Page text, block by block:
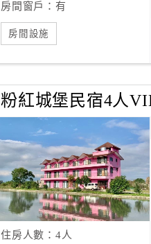
房間窗戶：有
房間設施
粉紅城堡民宿4人
住房人數：4人